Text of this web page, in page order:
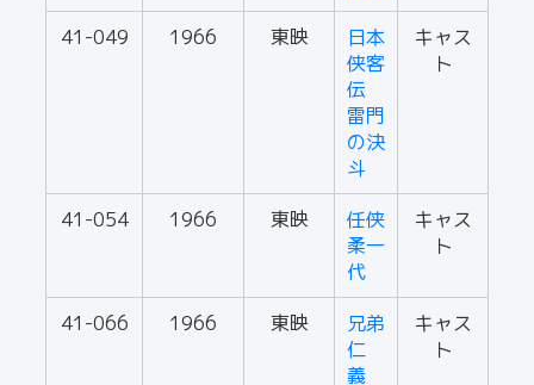
41-049 1966 東映
日本
侠客
伝
雷門
の決
斗
キャス
ト
41-054 1966 東映
任侠
柔一
代
キャス
ト
41-066 1966 東映
兄弟
仁
義
キャス
ト